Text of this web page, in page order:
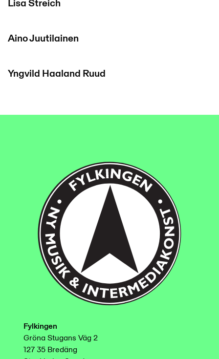
Lisa Streich
Aino Juutilainen
Yngvild Haaland Ruud
Fylkingen
Gröna Stugans Väg 2
127 35 Bredäng